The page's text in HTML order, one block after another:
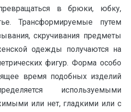
в брюки, юбку,
Трансформируемые путем
скручивания предметы
одежды получаются на
фигур. Форма особо
время подобных изделий
используемыми
или нет, гладкими или с